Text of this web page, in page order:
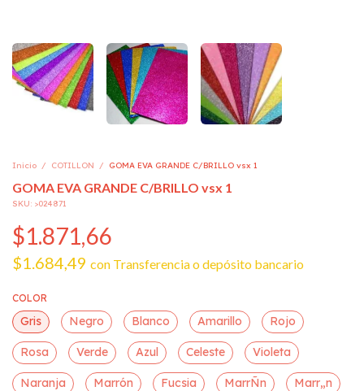
Inicio / COTILLON / GOMA EVA GRANDE C/BRILLO vsx 1
GOMA EVA GRANDE C/BRILLO vsx 1
SKU: >024871
$1.871,66
$1.684,49 con Transferencia o depósito bancario
COLOR
Gris Negro Blanco Amarillo Rojo
Rosa Verde Azul Celeste Violeta
Naranja Marrón Fucsia MarrÑn Marr„n